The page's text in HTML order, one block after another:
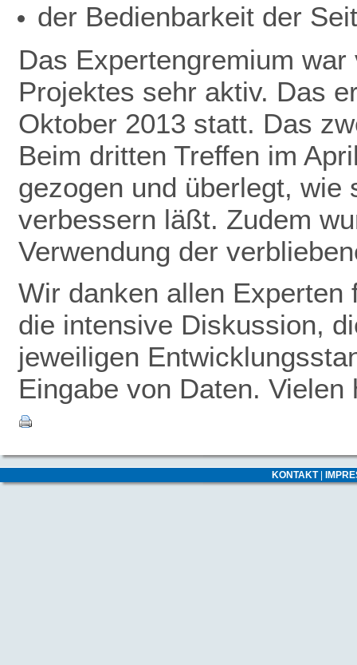
der Bedienbarkeit der
Das Expertengremium
Projektes sehr aktiv. Das
Oktober 2013 statt. Das
Beim dritten Treffen im
gezogen und überlegt, wie
verbessern läßt. Zudem
Verwendung der
Wir danken allen
die intensive Diskussion,
jeweiligen
Eingabe von Daten.
KONTAKT|